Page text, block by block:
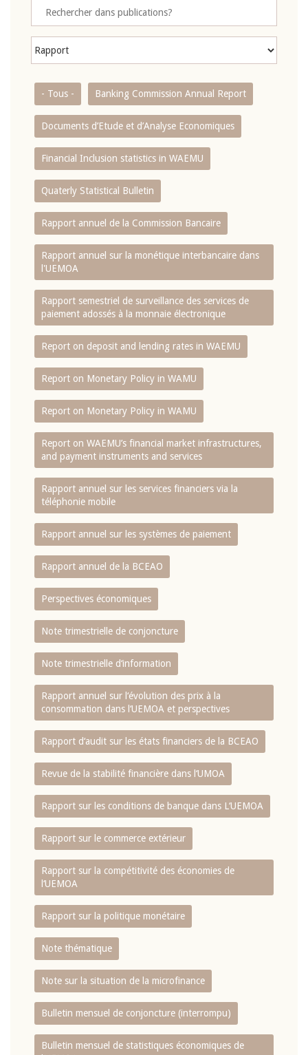
- Tous - Banking Commission Annual Report
Documents d’Etude et d’Analyse Economiques
Financial Inclusion statistics in WAEMU
Quaterly Statistical Bulletin
Rapport annuel de la Commission Bancaire
Rapport annuel sur la monétique interbancaire dans
l'UEMOA
Rapport semestriel de surveillance des services de
paiement adossés à la monnaie électronique
Report on deposit and lending rates in WAEMU
Report on Monetary Policy in WAMU
Report on Monetary Policy in WAMU
Report on WAEMU’s financial market infrastructures,
and payment instruments and services
Rapport annuel sur les services financiers via la
téléphonie mobile
Rapport annuel sur les systèmes de paiement
Rapport annuel de la BCEAO
Perspectives économiques
Note trimestrielle de conjoncture
Note trimestrielle d‘information
Rapport annuel sur l‘évolution des prix à la
consommation dans l‘UEMOA et perspectives
Rapport d‘audit sur les états financiers de la BCEAO
Revue de la stabilité financière dans l‘UMOA
Rapport sur les conditions de banque dans L‘UEMOA
Rapport sur le commerce extérieur
Rapport sur la compétitivité des économies de
l‘UEMOA
Rapport sur la politique monétaire
Note thématique
Note sur la situation de la microfinance
Bulletin mensuel de conjoncture (interrompu)
Bulletin mensuel de statistiques économiques de